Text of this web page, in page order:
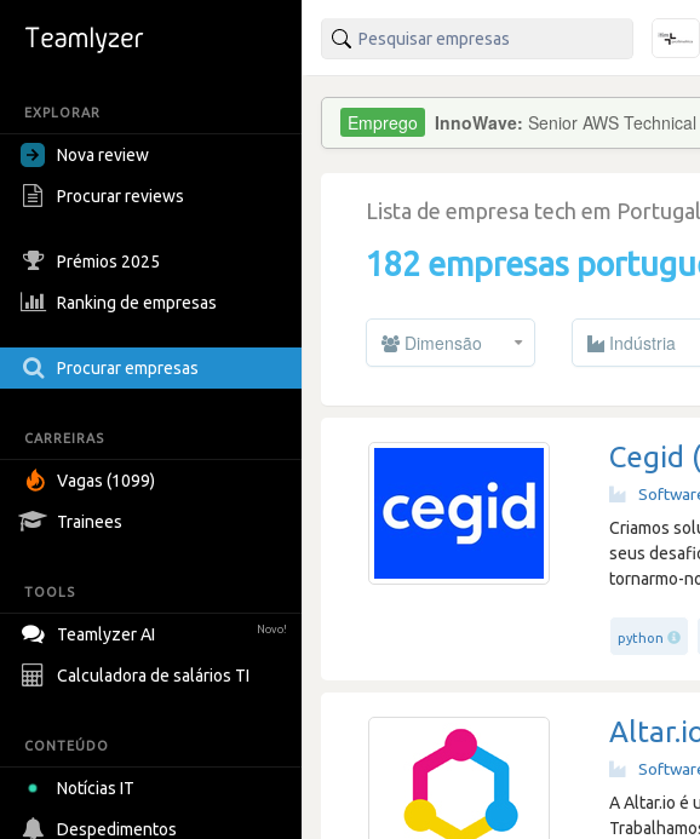
EXPLORAR
Nova review
Procurar reviews
Prémios 2025
Ranking de empresas
Procurar empresas
CARREIRAS
Vagas (1099)
Trainees
TOOLS
Teamlyzer AI Novo!
Calculadora de salários TI
CONTEÚDO
Notícias IT
Despedimentos
InnoWave: Senior AWS
Lista de empresa tech em Portugal
182 empresas
Dimensão Indústria
Cegid
Criamos
seus
tornarmo-
python
A Altar.io é